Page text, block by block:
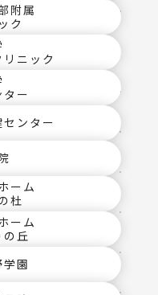
附属
ク
ニック
ー
ンター
ーム
杜
ーム
丘
園